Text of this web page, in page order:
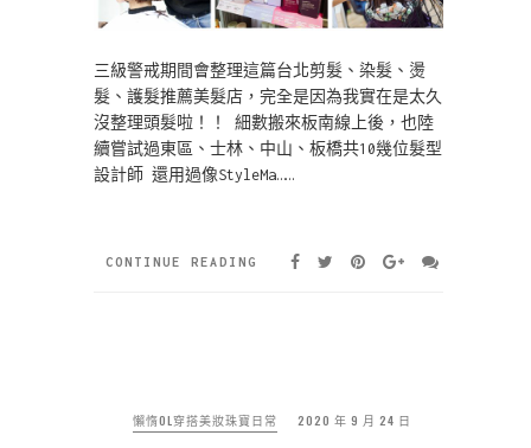
三級警戒期間會整理這篇台北剪髮、染髮、燙
髮、護髮推薦美髮店，完全是因為我實在是太久
沒整理頭髮啦！！ 細數搬來板南線上後，也陸
續嘗試過東區、士林、中山、板橋共10幾位髮型
設計師 還用過像StyleMa……
CONTINUE READING
懶惰OL穿搭美妝珠寶日常 2020 年 9 月 24 日